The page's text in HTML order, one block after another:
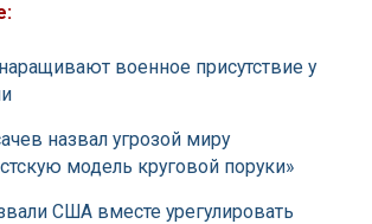
военное присутствие у
назвал угрозой миру
модель круговой поруки»
США вместе урегулировать